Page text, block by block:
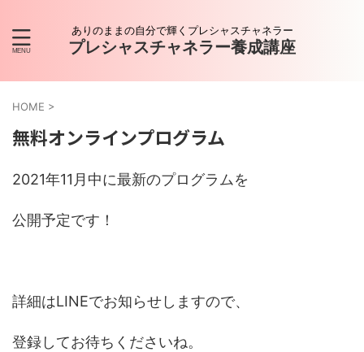
ありのままの自分で輝くプレシャスチャネラー
プレシャスチャネラー養成講座
HOME >
無料オンラインプログラム
2021年11月中に最新のプログラムを
公開予定です！
詳細はLINEでお知らせしますので、
登録してお待ちくださいね。